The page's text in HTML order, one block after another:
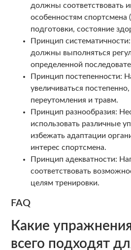
должны соответствовать
особенностям спортсмена
подготовки, состояние
Принцип
должны выполняться
определенной
Принцип постепенности:
увеличиваться
переутомления и травм.
Принцип разнообразия:
использовать различные
избежать адаптации
интерес спортсмена.
Принцип адекватности:
соответствовать
целям тренировки.
FAQ
Какие
всего подходят